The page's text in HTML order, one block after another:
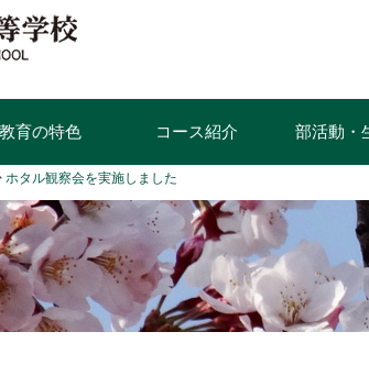
教育の特色 コース紹介 部活動・
ホタル観察会を実施しました